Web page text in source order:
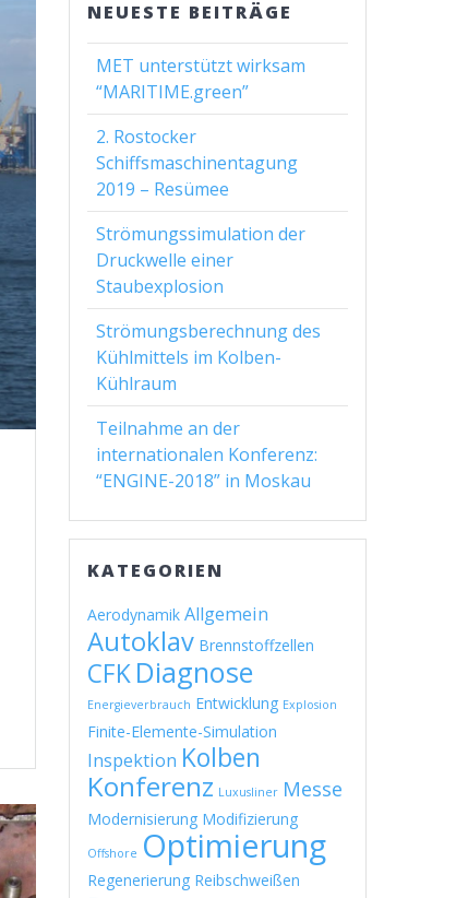
NEUESTE BEITRÄGE
MET unterstützt wirksam
“MARITIME.green”
2. Rostocker
Schiffsmaschinentagung
2019 – Resümee
Strömungssimulation der
Druckwelle einer
Staubexplosion
Strömungsberechnung des
Kühlmittels im Kolben-
Kühlraum
Teilnahme an der
internationalen Konferenz:
“ENGINE-2018” in Moskau
KATEGORIEN
Aerodynamik Allgemein
Autoklav Brennstoffzellen
CFKDiagnose
Energieverbrauch Entwicklung Explosion
Finite-Elemente-Simulation
Inspektion Kolben
Konferenz Luxusliner Messe
Modernisierung Modifizierung
Offshore Optimierung
Regenerierung Reibschweißen